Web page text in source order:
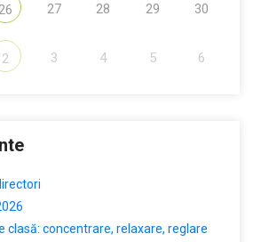
26 27 28 29 30
2 3 4 5 6
clasă: concentrare, relaxare, reglare